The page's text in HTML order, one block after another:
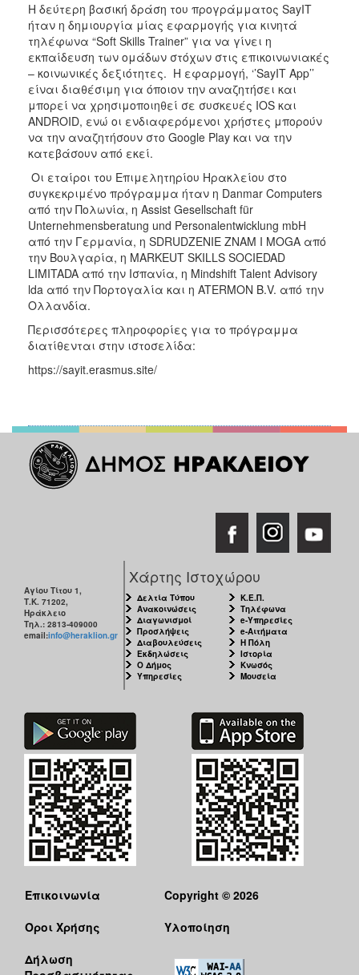
Η δεύτερη βασική δράση του προγράμματος SayIT
ήταν η δημιουργία μίας εφαρμογής για κινητά
τηλέφωνα “Soft Skills Trainer” για να γίνει η
εκπαίδευση των ομάδων στόχων στις επικοινωνιακές
– κοινωνικές δεξιότητες. Η εφαρμογή, ‘’SayIT App’’
είναι διαθέσιμη για όποιον την αναζητήσει και
μπορεί να χρησιμοποιηθεί σε συσκευές IOS και
ANDROID, ενώ οι ενδιαφερόμενοι χρήστες μπορούν
να την αναζητήσουν στο Google Play και να την
κατεβάσουν από εκεί.
Οι εταίροι του Επιμελητηρίου Ηρακλείου στο
συγκεκριμένο πρόγραμμα ήταν η Danmar Computers
από την Πολωνία, η Assist Gesellschaft für
Unternehmensberatung und Personalentwicklung mbH
από την Γερμανία, η SDRUDZENIE ZNAM I MOGA από
την Βουλγαρία, η MARKEUT SKILLS SOCIEDAD
LIMITADA από την Ισπανία, η Mindshift Talent Advisory
lda από την Πορτογαλία και η ATERMON B.V. από την
Ολλανδία.
Περισσότερες πληροφορίες για το πρόγραμμα
διατίθενται στην ιστοσελίδα:
https://sayit.erasmus.site/
Αγίου Τίτου 1,
Τ.Κ. 71202,
Ηράκλειο
Τηλ.: 2813-409000
email:info@heraklion.gr
Χάρτης Ιστοχώρου
Δελτία Τύπου
Ανακοινώσεις
Διαγωνισμοί
Προσλήψεις
Διαβουλεύσεις
Εκδηλώσεις
Ο Δήμος
Υπηρεσίες
Κ.Ε.Π.
Τηλέφωνα
e-Υπηρεσίες
e-Αιτήματα
Η Πόλη
Ιστορία
Κνωσός
Μουσεία
Επικοινωνία
Όροι Χρήσης
Δήλωση
Copyright © 2026
Υλοποίηση